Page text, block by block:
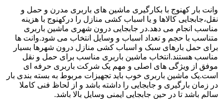
وانت بار کهنوج با بکارگیری ماشین های باربری مدرن و حمل و
نقل،جابجایی کالاها و یا اسباب کشی منازل را درکهنوج با هزینه
مناسب انجام می دهد.در جابجایی درون شهری ماشین باربری
متناسب با حجم و تعداد اسباب و وسایل انتخاب می شود.وانت ها
برای حمل بارهای سبک و اسباب کشی منازل درون شهرها بسیار
مناسب هستند.انتخاب ماشین باربری مناسب برای حمل و نقل
موفق از ویژگی های اصلی و مهم یک شرکت باربری حرفه ای
است.یک ماشین باربری خوب باید تجهیزات مربوط به بسته بندی بار
در زمان بارگیری و جابجایی را داشته باشد و از لحاظ فنی کاملا
سالم باشد تا در حین جابجایی ایمنی وسایل بالا باشد.